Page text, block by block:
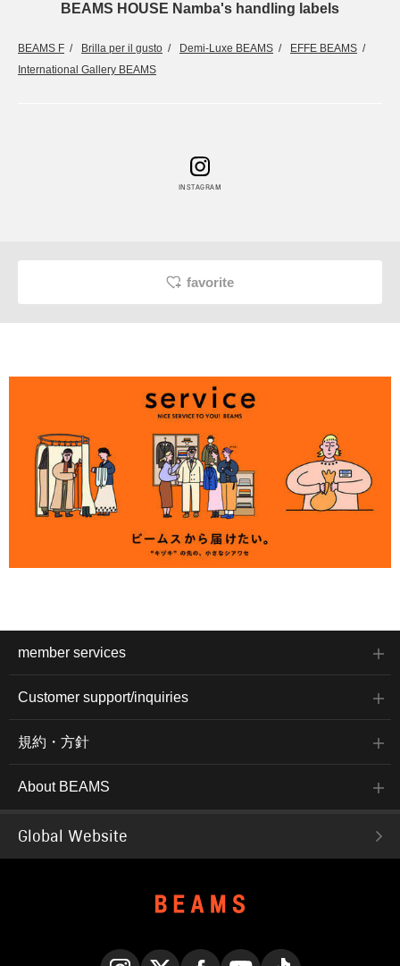
BEAMS HOUSE Namba's handling labels
BEAMS F Brilla per il gusto Demi-Luxe BEAMS
EFFE BEAMS
International Gallery BEAMS
INSTAGRAM
favorite
member services
Customer support/inquiries
規約・方針
About BEAMS
Global Website